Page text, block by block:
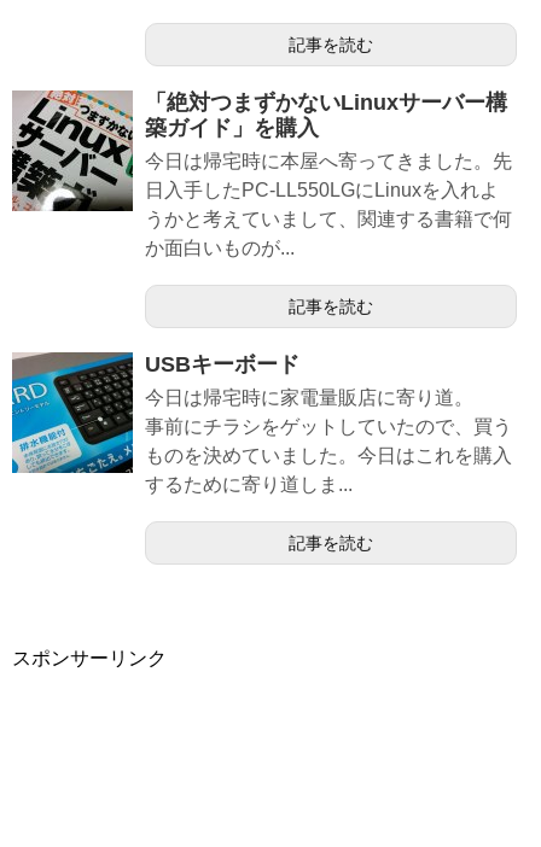
記事を読む
「絶対つまずかないLinuxサーバー構
築ガイド」を購入
今日は帰宅時に本屋へ寄ってきました。先
日入手したPC-LL550LGにLinuxを入れよ
うかと考えていまして、関連する書籍で何
か面白いものが...
記事を読む
USBキーボード
今日は帰宅時に家電量販店に寄り道。
事前にチラシをゲットしていたので、買う
ものを決めていました。今日はこれを購入
するために寄り道しま...
記事を読む
スポンサーリンク